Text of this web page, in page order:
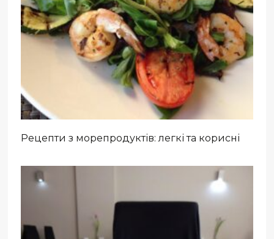
Рецепти з морепродуктів: легкі та корисні